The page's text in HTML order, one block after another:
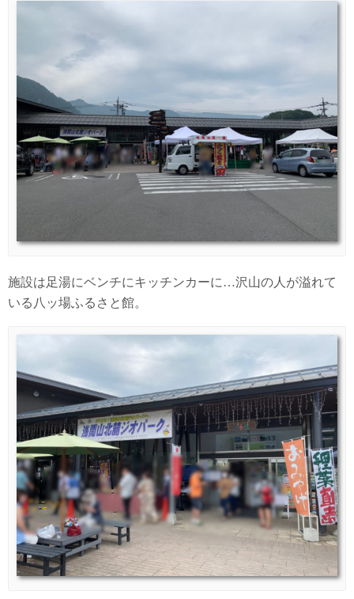
施設は足湯にベンチにキッチンカーに…沢山の人が溢れて
いる八ッ場ふるさと館。